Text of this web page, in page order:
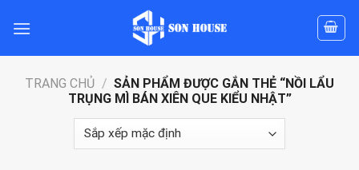
TRANG CHỦ / SẢN PHẨM ĐƯỢC GẮN THẺ “NỒI LẨU
TRỤNG MÌ BÁN XIÊN QUE KIỂU NHẬT”